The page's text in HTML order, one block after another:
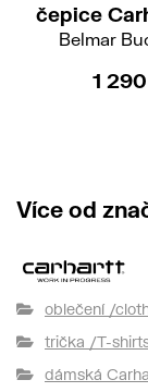
čepice
Belmar
1
Více od
oblečení /
trička /T-
dámská